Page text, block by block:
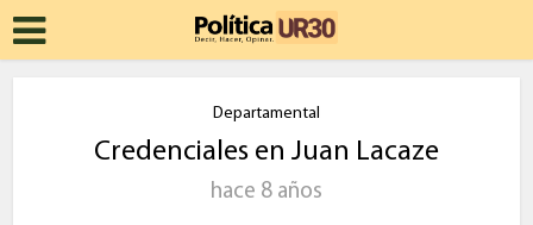
Departamental
Credenciales en Juan Lacaze
hace 8 años